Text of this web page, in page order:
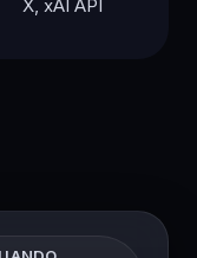
X, xAI API